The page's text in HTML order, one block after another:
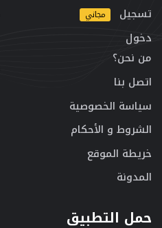
تسجيل مجاني
دخول
من نحن؟
اتصل بنا
سياسة الخصوصية
الشروط و الأحكام
خريطة الموقع
المدونة
حمل التطبيق